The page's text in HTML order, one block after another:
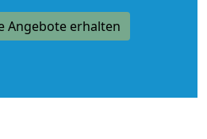
Angebote erhalten